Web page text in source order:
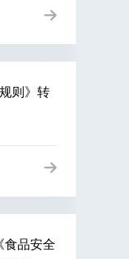
则》转
食品安全